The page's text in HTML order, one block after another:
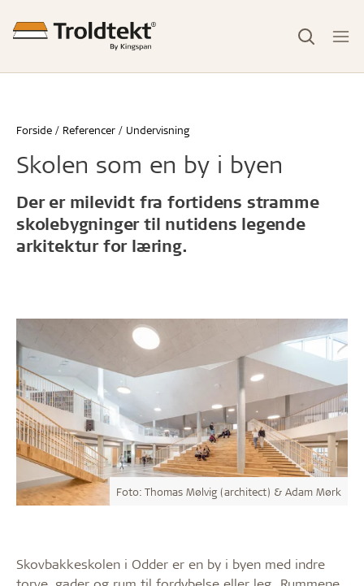
Forside Referencer Undervisning
Skolen som en by i byen
Der er milevidt fra fortidens stramme
skolebygninger til nutidens legende
arkitektur for læring.
Foto: Thomas Mølvig (architect) & Adam Mørk
Skovbakkeskolen i Odder er en by i byen med indre